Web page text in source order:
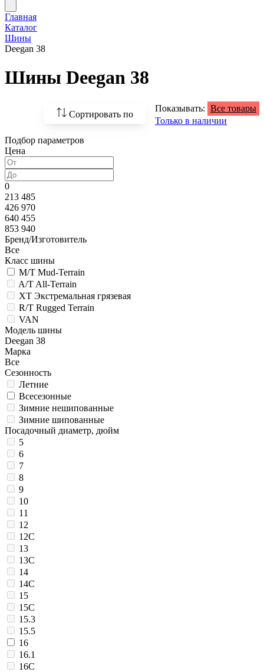
Главная
Каталог
Шины
Deegan 38
Шины Deegan 38
Сортировать по
По возрастанию
По популярности
Показывать: Все товары
Только в наличии
Подбор параметров
Цена
0
213 485
426 970
640 455
853 940
Бренд/Изготовитель
Все
Класс шины
M/T Mud-Terrain
A/T All-Terrain
XT Экстремальная грязевая
R/T Rugged Terrain
VAN
Модель шины
Deegan 38
Марка
Все
Сезонность
Летние
Всесезонные
Зимние нешипованные
Зимние шипованные
Посадочный диаметр, дюйм
5
6
7
8
9
10
11
12
12C
13
13C
14
14C
15
15C
15.3
15.5
16
16.1
16C